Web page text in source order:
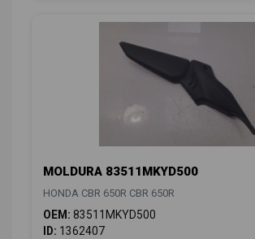
MOLDURA 83511MKYD500
HONDA CBR 650R CBR 650R
OEM: 83511MKYD500
ID: 1362407